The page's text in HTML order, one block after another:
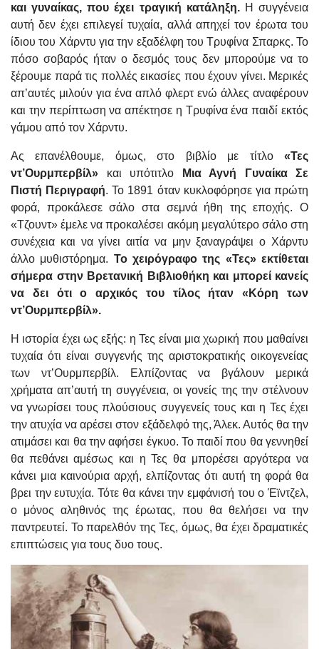
και γυναίκας, που έχει τραγική κατάληξη.Η συγγένεια
αυτή δεν έχει επιλεγεί τυχαία, αλλά απηχεί τον έρωτα του
ίδιου του Χάρντυ για την εξαδέλφη του Τρυφίνα Σπαρκς. Το
πόσο σοβαρός ήταν ο δεσμός τους δεν μπορούμε να το
ξέρουμε παρά τις πολλές εικασίες που έχουν γίνει. Μερικές
απ’αυτές μιλούν για ένα απλό φλερτ ενώ άλλες αναφέρουν
και την περίπτωση να απέκτησε η Τρυφίνα ένα παιδί εκτός
γάμου από τον Χάρντυ.
Ας επανέλθουμε, όμως, στο βιβλίο με τίτλο «Τες
ντ’Ουρμπερβίλ» και υπότιτλο
Μια Αγνή Γυναίκα Σε
Πιστή Περιγραφή. Το 1891 όταν κυκλοφόρησε για πρώτη
φορά, προκάλεσε σάλο στα σεμνά ήθη της εποχής. Ο
«Τζουντ» έμελε να προκαλέσει ακόμη μεγαλύτερο σάλο στη
συνέχεια και να γίνει αιτία να μην ξαναγράψει ο Χάρντυ
άλλο μυθιστόρημα. Το χειρόγραφο της «Τες» εκτίθεται
σήμερα στην Βρετανική Βιβλιοθήκη και μπορεί κανείς
να δει ότι ο αρχικός του τίλος ήταν «Κόρη των
ντ’Ουρμπερβίλ».
Η ιστορία έχει ως εξής: η Τες είναι μια χωρική που μαθαίνει
τυχαία ότι είναι συγγενής της αριστοκρατικής οικογενείας
των ντ’Ουρμπερβίλ. Ελπίζοντας να βγάλουν μερικά
χρήματα απ’αυτή τη συγγένεια, οι γονείς της την στέλνουν
να γνωρίσει τους πλούσιους συγγενείς τους και η Τες έχει
την ατυχία να αρέσει στον εξάδελφό της, Άλεκ. Αυτός θα την
ατιμάσει και θα την αφήσει έγκυο. Το παιδί που θα γεννηθεί
θα πεθάνει αμέσως και η Τες θα μπορέσει αργότερα να
κάνει μια καινούρια αρχή, ελπίζοντας ότι αυτή τη φορά θα
βρει την ευτυχία. Τότε θα κάνει την εμφάνισή του ο Έϊντζελ,
ο μόνος αληθινός της έρωτας, που θα θελήσει να την
παντρευτεί. Το παρελθόν της Τες, όμως, θα έχει δραματικές
επιπτώσεις για τους δυο τους.